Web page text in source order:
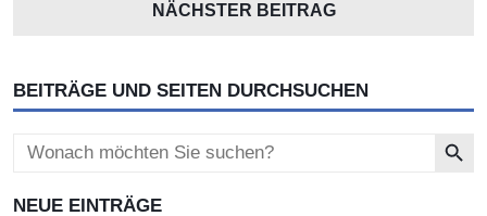
NÄCHSTER BEITRAG
BEITRÄGE UND SEITEN DURCHSUCHEN
Search
for:
NEUE EINTRÄGE